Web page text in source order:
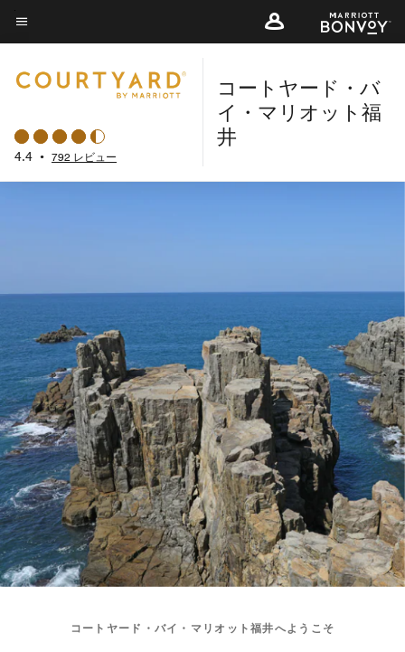
Skip
to
content
メニューのテキスト
4.4 • 792 レビュー
コートヤード・バ
イ・マリオット福
井
コートヤード・バイ・マリオット福井へようこそ